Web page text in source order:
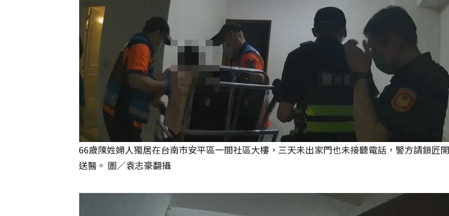
66歲陳姓婦人獨居在台南市安平區一間社區大樓，三天未出家門也未接聽電話，警方請鎖匠
送醫。 圖／袁志豪翻攝